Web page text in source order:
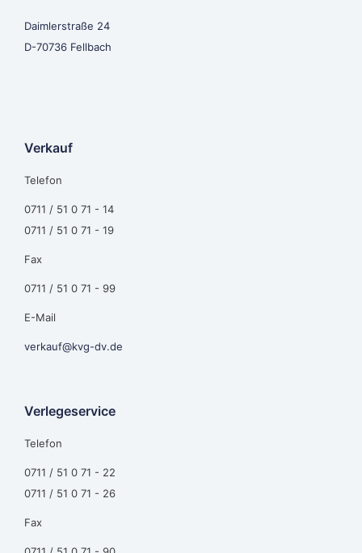
Daimlerstraße 24
D-70736 Fellbach
Verkauf
Telefon
0711 / 51 0 71 - 14
0711 / 51 0 71 - 19
Fax
0711 / 51 0 71 - 99
E-Mail
verkauf@kvg-dv.de
Verlegeservice
Telefon
0711 / 51 0 71 - 22
0711 / 51 0 71 - 26
Fax